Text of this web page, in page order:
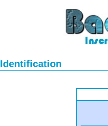
Identification